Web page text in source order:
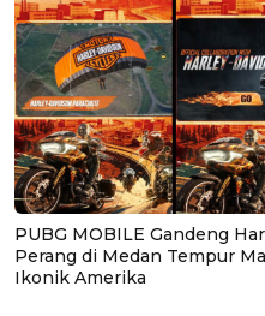
PUBG MOBILE Gandeng
Perang di Medan Tempur
Ikonik Amerika